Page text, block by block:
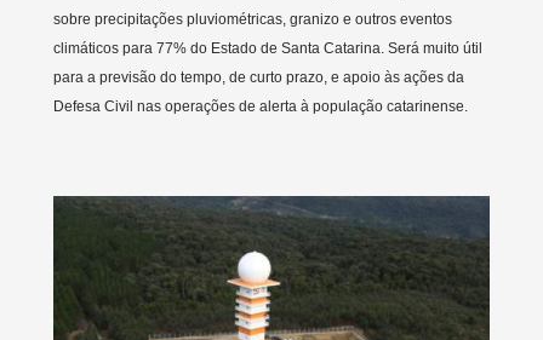
sobre precipitações pluviométricas, granizo e outros eventos
climáticos para 77% do Estado de Santa Catarina. Será muito útil
para a previsão do tempo, de curto prazo, e apoio às ações da
Defesa Civil nas operações de alerta à população catarinense.